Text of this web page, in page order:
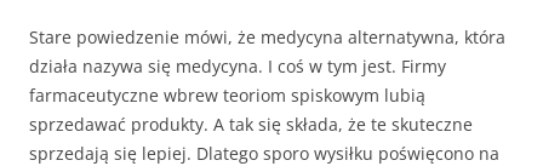
Stare powiedzenie mówi, że medycyna alternatywna, która
działa nazywa się medycyna. I coś w tym jest. Firmy
farmaceutyczne wbrew teoriom spiskowym lubią
sprzedawać produkty. A tak się składa, że te skuteczne
sprzedają się lepiej. Dlatego sporo wysiłku poświęcono na